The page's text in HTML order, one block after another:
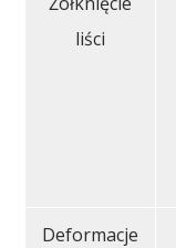
liści
Deformacje